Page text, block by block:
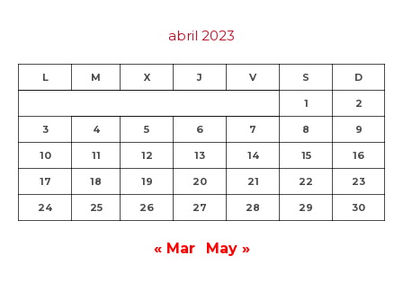
abril 2023
L M X J V S D
1 2
3 4 5 6 7 8 9
10 11 12 13 14 15 16
17 18 19 20 21 22 23
24 25 26 27 28 29 30
« Mar May »